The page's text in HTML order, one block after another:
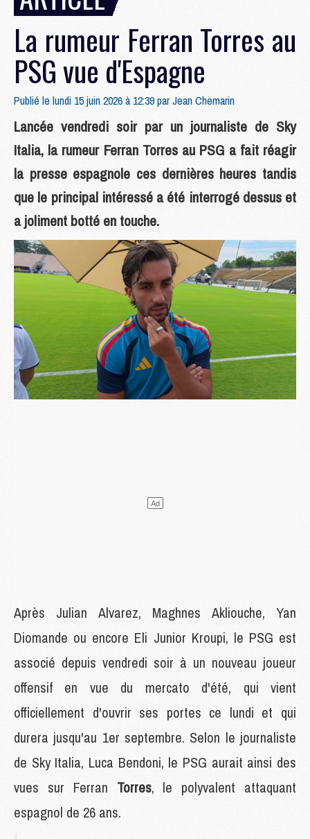
La rumeur Ferran Torres au
PSG vue d'Espagne
Publié le lundi 15 juin 2026 à 12:39 parJean Chemarin
Lancée vendredi soir par un journaliste de Sky
Italia, la rumeur Ferran Torres au PSG a fait réagir
la presse espagnole ces dernières heures tandis
que le principal intéressé a été interrogé dessus et
a joliment botté en touche.
Après Julian Alvarez, Maghnes Akliouche, Yan
Diomande ou encore Eli Junior Kroupi, le PSG est
associé depuis vendredi soir à un nouveau joueur
offensif en vue du mercato d'été, qui vient
officiellement d'ouvrir ses portes ce lundi et qui
durera jusqu'au 1er septembre. Selon le journaliste
de Sky Italia, Luca Bendoni, le PSG aurait ainsi des
vues sur Ferran Torres, le polyvalent attaquant
espagnol de 26 ans.